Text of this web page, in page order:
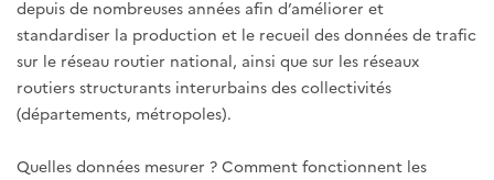
depuis de nombreuses années afin d’améliorer et
standardiser la production et le recueil des données de trafic
sur le réseau routier national, ainsi que sur les réseaux
routiers structurants interurbains des collectivités
(départements, métropoles).
Quelles données mesurer ? Comment fonctionnent les